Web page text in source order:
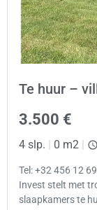
Te huur –
3.500 €
4 slp. | 0 m2 |
Tel: +32 456 12
Invest stelt met
slaapkamers te